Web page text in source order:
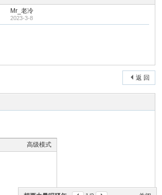
Mr_老冷
2023-3-8
返 回
高级模式